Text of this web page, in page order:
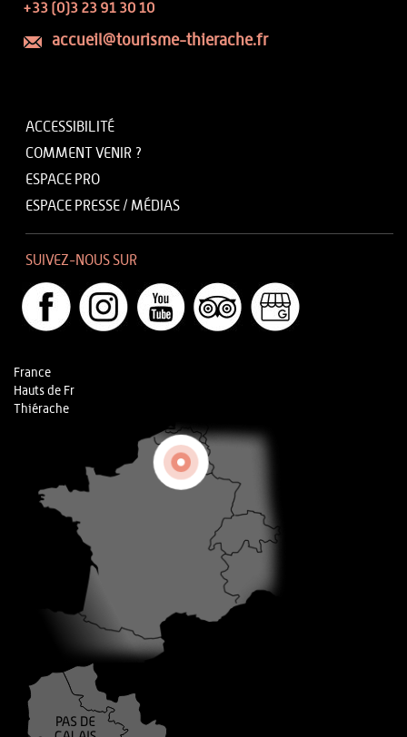
+33 (0)3 23 91 30 10
accueil@tourisme-thierache.fr
ACCESSIBILITÉ
COMMENT VENIR ?
ESPACE PRO
ESPACE PRESSE / MÉDIAS
SUIVEZ-NOUS SUR
France
Hauts de Fr
Thiérache